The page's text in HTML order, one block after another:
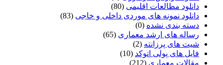
دانلود مطالعات اقلیمی (80)
دانلود نمونه های موردی داخلی و خاجی (83)
دسته بندی نشده (0)
رساله های ارشد معماری (65)
شیت های پرزانته (2)
فایل های پولی اتوکد (10)
مقالات معماری (212)